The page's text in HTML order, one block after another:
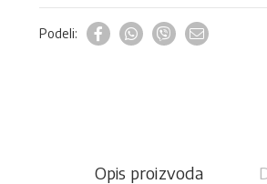
Podeli:
Opis proizvoda